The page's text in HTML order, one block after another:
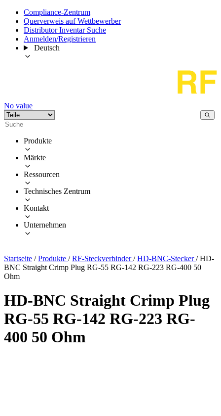
Compliance-Zentrum
Querverweis auf Wettbewerber
Distributor Inventar Suche
Anmelden/Registrieren
Deutsch
No value
Produkte
Märkte
Ressourcen
Technisches Zentrum
Kontakt
Unternehmen
Startseite / Produkte / RF-Steckverbinder/ HD-BNC-Stecker/ HD-
BNC Straight Crimp Plug RG-55 RG-142 RG-223 RG-400 50
Ohm
HD-BNC Straight Crimp Plug
RG-55 RG-142 RG-223 RG-
400 50 Ohm